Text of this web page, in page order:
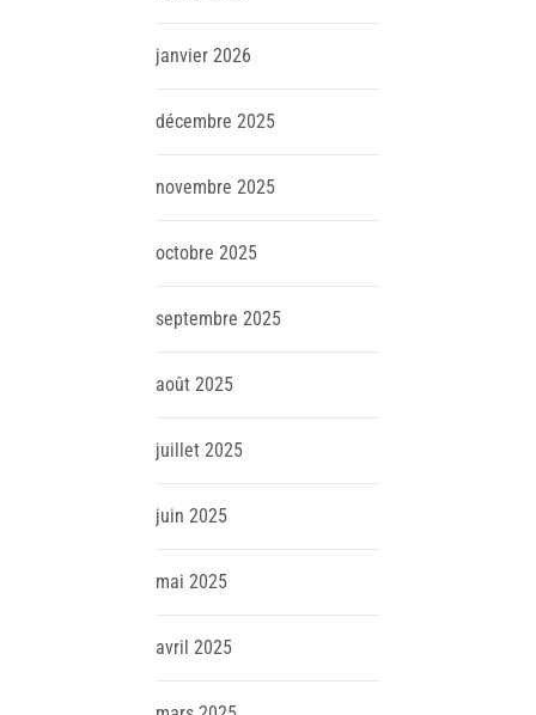
janvier 2026
décembre 2025
novembre 2025
octobre 2025
septembre 2025
août 2025
juillet 2025
juin 2025
mai 2025
avril 2025